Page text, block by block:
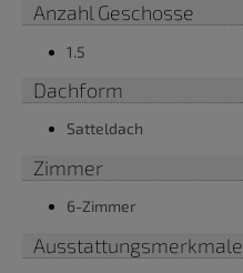
Anzahl Geschosse
1.5
Dachform
Satteldach
Zimmer
6-Zimmer
Ausstattungsmerkmale